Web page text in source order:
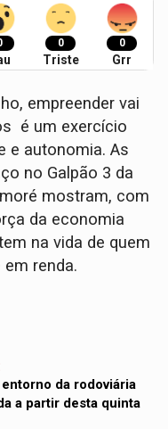
0
Triste
0
Grr
empreender vai
é um exercício
e autonomia. As
no Galpão 3 da
mostram, com
da economia
na vida de quem
renda.
da rodoviária
a partir desta quinta